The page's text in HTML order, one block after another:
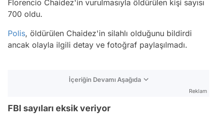
Florencio Chaidez'in vurulmasıyla öldürülen kişi sayısı
700 oldu.
Polis, öldürülen Chaidez'in silahlı olduğunu bildirdi
ancak olayla ilgili detay ve fotoğraf paylaşılmadı.
İçeriğin Devamı Aşağıda
Reklam
FBI sayıları eksik veriyor